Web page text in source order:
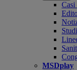
MSDplay